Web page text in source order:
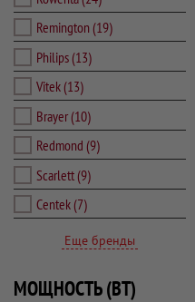
Remington (19)
Philips(13)
Vitek(13)
Brayer(10)
Redmond (9)
Scarlett(9)
Centek(7)
Еще бренды
МОЩНОСТЬ (ВТ)